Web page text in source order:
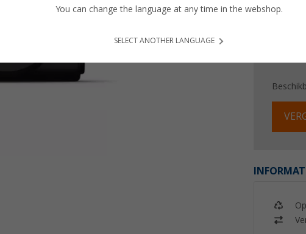
You can change the language at any time in the webshop.
SELECT ANOTHER LANGUAGE